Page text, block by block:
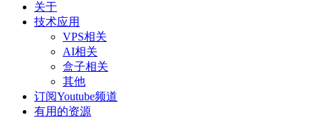
关于
技术应用
VPS相关
AI相关
盒子相关
其他
订阅Youtube频道
有用的资源